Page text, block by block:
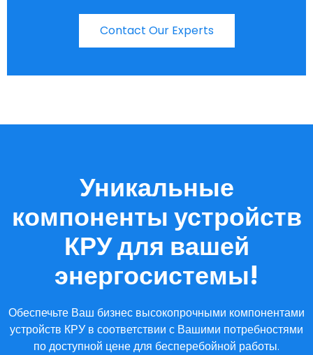
Contact Our Experts
Уникальные
компоненты устройств
КРУ для вашей
энергосистемы!
Обеспечьте Ваш бизнес высокопрочными компонентами
устройств КРУ в соответствии с Вашими потребностями
по доступной цене для бесперебойной работы.